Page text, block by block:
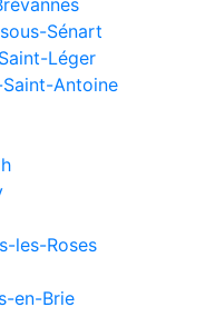
Sénart
Léger
Antoine
les-Roses
en-Brie